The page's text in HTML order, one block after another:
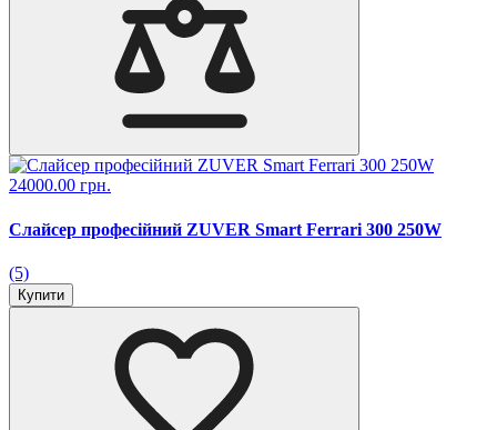
24000.00 грн.
Слайсер професійний ZUVER Smart Ferrari 300 250W
(5)
Купити